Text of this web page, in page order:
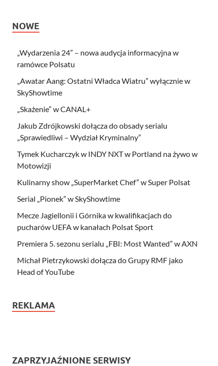
NOWE
„Wydarzenia 24” – nowa audycja informacyjna w
ramówce Polsatu
„Awatar Aang: Ostatni Władca Wiatru” wyłącznie w
SkyShowtime
„Skażenie” w CANAL+
Jakub Zdrójkowski dołącza do obsady serialu
„Sprawiedliwi – Wydział Kryminalny”
Tymek Kucharczyk w INDY NXT w Portland na żywo w
Motowizji
Kulinarny show „SuperMarket Chef” w Super Polsat
Serial „Pionek” w SkyShowtime
Mecze Jagiellonii i Górnika w kwalifikacjach do
pucharów UEFA w kanałach Polsat Sport
Premiera 5. sezonu serialu „FBI: Most Wanted” w AXN
Michał Pietrzykowski dołącza do Grupy RMF jako
Head of YouTube
REKLAMA
ZAPRZYJAŹNIONE SERWISY